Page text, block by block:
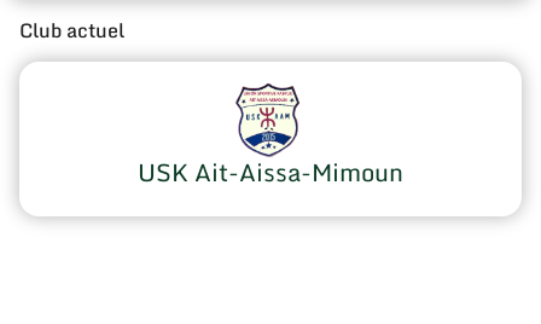
Club actuel
USK Ait-Aissa-Mimoun